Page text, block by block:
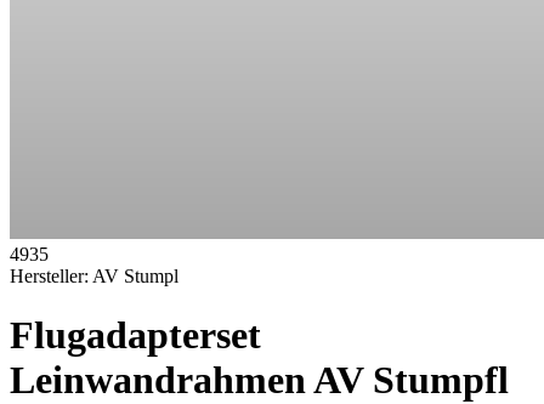
4935
Hersteller: AV Stumpl
Flugadapterset
Leinwandrahmen AV Stumpfl